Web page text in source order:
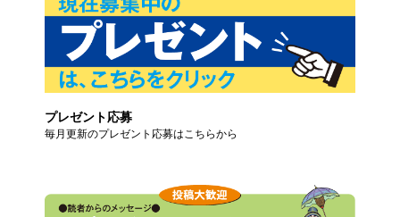
プレゼント応募
毎月更新のプレゼント応募はこちらから